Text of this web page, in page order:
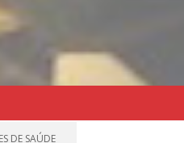
DE SAÚDE